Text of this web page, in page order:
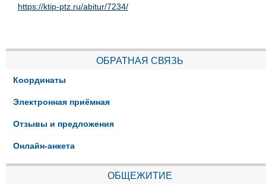
https://ktip-ptz.ru/abitur/7234/
ОБРАТНАЯ СВЯЗЬ
Координаты
Электронная приёмная
Отзывы и предложения
Онлайн-анкета
ОБЩЕЖИТИЕ